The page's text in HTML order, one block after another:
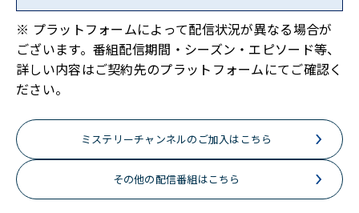
フランス絶景ミステリー コレクション バラ
ーニュ
配信中（2026.03.31 - 2027.02.27）
配信中（2026.07.29 - 2026.08.09）
※ プラットフォームによって配信状況が異なる場合が
ございます。番組配信期間・シーズン・エピソード等、
詳しい内容はご契約先のプラットフォームにてご確認く
ださい。
ミステリーチャンネルのご加入はこちら
その他の配信番組はこちら